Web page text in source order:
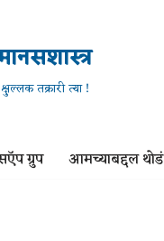
तक्रारी त्या !
ग्रुप आमच्याबद्दल थोडं